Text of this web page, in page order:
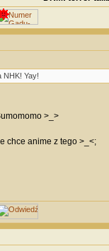
NHK! Yay!
>_>
chce anime z tego >_<;